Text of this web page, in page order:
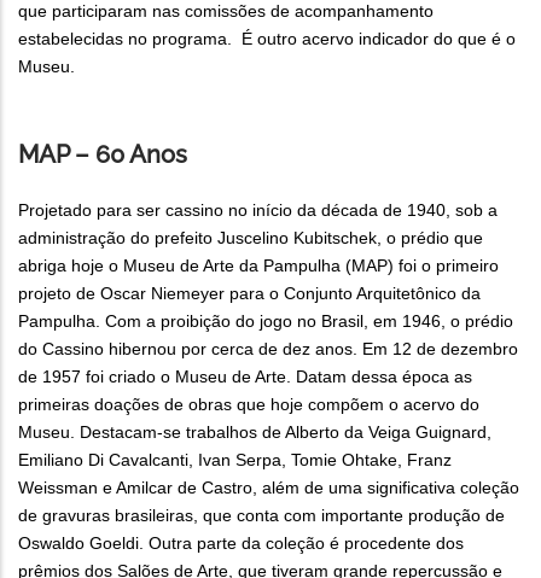
que participaram nas comissões de acompanhamento
estabelecidas no programa. É outro acervo indicador do que é o
Museu.
MAP – 60 Anos
Projetado para ser cassino no início da década de 1940, sob a
administração do prefeito Juscelino Kubitschek, o prédio que
abriga hoje o Museu de Arte da Pampulha (MAP) foi o primeiro
projeto de Oscar Niemeyer para o Conjunto Arquitetônico da
Pampulha. Com a proibição do jogo no Brasil, em 1946, o prédio
do Cassino hibernou por cerca de dez anos. Em 12 de dezembro
de 1957 foi criado o Museu de Arte. Datam dessa época as
primeiras doações de obras que hoje compõem o acervo do
Museu. Destacam-se trabalhos de Alberto da Veiga Guignard,
Emiliano Di Cavalcanti, Ivan Serpa, Tomie Ohtake, Franz
Weissman e Amilcar de Castro, além de uma significativa coleção
de gravuras brasileiras, que conta com importante produção de
Oswaldo Goeldi. Outra parte da coleção é procedente dos
prêmios dos Salões de Arte, que tiveram grande repercussão e